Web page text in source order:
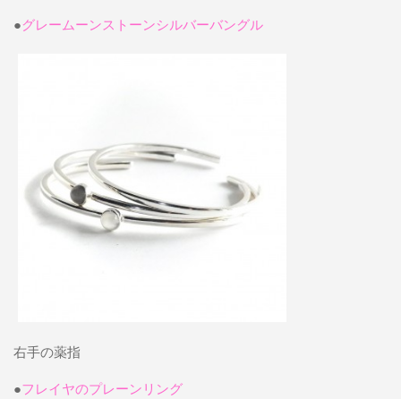
●グレームーンストーンシルバーバングル
右手の薬指
●フレイヤのプレーンリング